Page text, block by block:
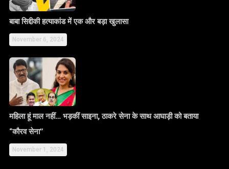
बाबा सिद्दीकी हत्याकांड में एक और बड़ा खुलासा
November 6, 2024
महिला हूं माल नहीं… भड़कीं साइना, ठाकरे सेना के साथ आघाड़ी को बताया
“कौरव सेना”
November 1, 2024